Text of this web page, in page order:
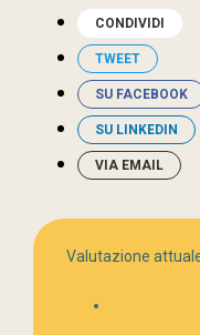
CONDIVIDI
TWEET
SU FACEBOOK
SU LINKEDIN
VIA EMAIL
Valutazione